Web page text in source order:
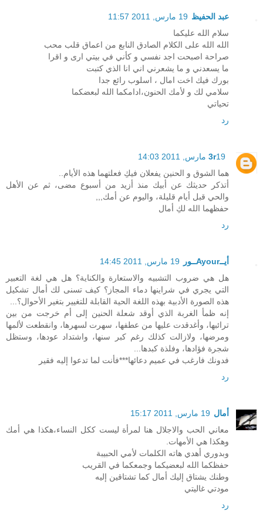
عبد الحفيظ 19 مارس, 2011 11:57
سلام الله عليكما
الله الله على الكلام الصادق النابع من اعماق قلب محب
صراحة اصبحت اجد نفسي و كأني في بيتي ارى و اقرا
ما يسعدني و ما يشعرني اني انا الذي كتبت
بورك فيك اخت امال ، اسلوب رائع جدا
سلامي لك و لأمك الحنون،ادامكما الله لبعضكما
تحياتي
رد
3r19 مارس, 2011 14:03
هما الشوق و الحنين يفعلان فيكِ فعلتهما هذه الأيام..
أتذكر حديثك عن أبيك منذ أزيد من أسبوع مضى، ثم عن الأهل
والحي قبل أيام قليلة، واليوم عن أمك,,,
حفظهما الله لكِ أمال
رد
أيــAyourــور
19 مارس, 2011 14:45
هل هي ضروب التشبيه والاستعارة والكناية؟ هل هي لغة التعبير
التي يجري في شراينها دماء المجاز؟ كيف تسنى لك أمال تشكيل
هذه الصورة الأدبية بهذه اللغة الحية القابلة للتغيير بتغير الأحوال؟...
إنه ظمأ الغربة الذي أوقد شعلة الحنين إلى أم خرجت من بين
ترائبها، وأغدقدت عليها من عطفها، سهرت لسهرها، وانقطعت لألمها
ومرضها، ولازالت كذلك رغم كبر سنها، واشتداد عودها، وستظل
شجرة فؤادها، وفلذة كبدها...
فدونك فارغب في عميم دعائها***فأنت لما تدعوا إليه فقير
رد
أمال 19 مارس, 2011 15:17
معاني الحب والاجلال هنا لمرأة ليست ككل النساء،هكذا هي أمك
وهكذا هي الأمهات.
وبدوري أهدي هاته الكلمات لأمي الحبيبة
حفظكما الله لبعضيكما وجمعكما في القريب
وطنك يشتاق إليك أمال كما تشتاقين إليه
مودتي غاليتي
رد